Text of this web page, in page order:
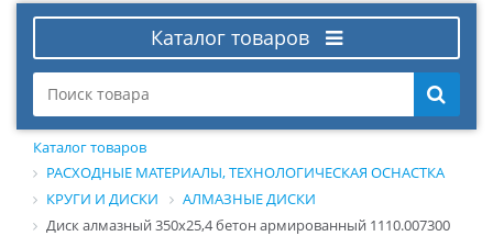
Каталог товаров
Каталог товаров
РАСХОДНЫЕ МАТЕРИАЛЫ, ТЕХНОЛОГИЧЕСКАЯ ОСНАСТКА
КРУГИ И ДИСКИ
АЛМАЗНЫЕ ДИСКИ
Диск алмазный 350х25,4 бетон армированный 1110.007300